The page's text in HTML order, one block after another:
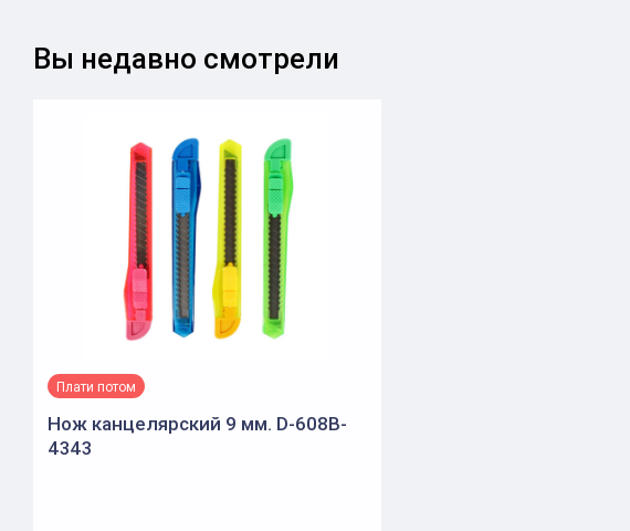
Вы недавно смотрели
Плати потом
Нож канцелярский 9 мм. D-608B-
4343